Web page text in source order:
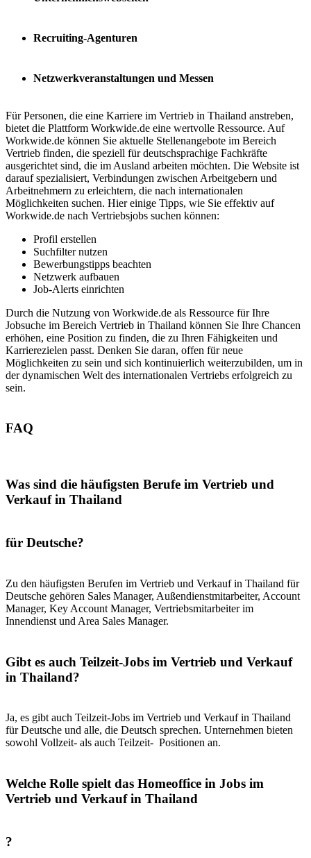
Recruiting-Agenturen
Netzwerkveranstaltungen und Messen
Für Personen, die eine Karriere im Vertrieb in Thailand anstreben,
bietet die Plattform Workwide.de eine wertvolle Ressource. Auf
Workwide.de können Sie aktuelle Stellenangebote im Bereich
Vertrieb finden, die speziell für deutschsprachige Fachkräfte
ausgerichtet sind, die im Ausland arbeiten möchten. Die Website ist
darauf spezialisiert, Verbindungen zwischen Arbeitgebern und
Arbeitnehmern zu erleichtern, die nach internationalen
Möglichkeiten suchen. Hier einige Tipps, wie Sie effektiv auf
Workwide.de nach Vertriebsjobs suchen können:
Profil erstellen
Suchfilter nutzen
Bewerbungstipps beachten
Netzwerk aufbauen
Job-Alerts einrichten
Durch die Nutzung von Workwide.de als Ressource für Ihre
Jobsuche im Bereich Vertrieb in Thailand können Sie Ihre Chancen
erhöhen, eine Position zu finden, die zu Ihren Fähigkeiten und
Karrierezielen passt. Denken Sie daran, offen für neue
Möglichkeiten zu sein und sich kontinuierlich weiterzubilden, um in
der dynamischen Welt des internationalen Vertriebs erfolgreich zu
sein.
FAQ
Was sind die häufigsten Berufe im Vertrieb und
Verkauf in Thailand
für Deutsche?
Zu den häufigsten Berufen im Vertrieb und Verkauf in Thailand für
Deutsche gehören Sales Manager, Außendienstmitarbeiter, Account
Manager, Key Account Manager, Vertriebsmitarbeiter im
Innendienst und Area Sales Manager.
Gibt es auch Teilzeit-Jobs im Vertrieb und Verkauf
in Thailand?
Ja, es gibt auch Teilzeit-Jobs im Vertrieb und Verkauf in Thailand
für Deutsche und alle, die Deutsch sprechen. Unternehmen bieten
sowohl Vollzeit- als auch Teilzeit- Positionen an.
Welche Rolle spielt das Homeoffice in Jobs im
Vertrieb und Verkauf in Thailand
?